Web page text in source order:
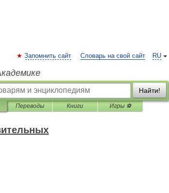
RU
Запомнить сайт Словарь на свой сайт
Найти!
Переводы Книги Игры ⚽